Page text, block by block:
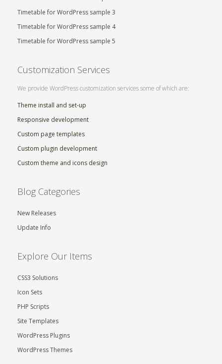
Timetable for WordPress sample 3
Timetable for WordPress sample 4
Timetable for WordPress sample 5
Customization Services
We provide WordPress customization services some of which are:
Theme install and set-up
Responsive development
Custom page templates
Custom plugin development
Custom theme and icons design
Blog Categories
New Releases
Update Info
Explore Our Items
CSS3 Solutions
Icon Sets
PHP Scripts
Site Templates
WordPress Plugins
WordPress Themes